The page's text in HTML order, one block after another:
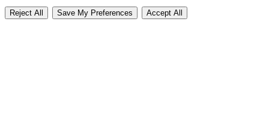
Reject All Save My Preferences Accept All